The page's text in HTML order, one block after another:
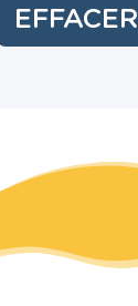
EFFACER